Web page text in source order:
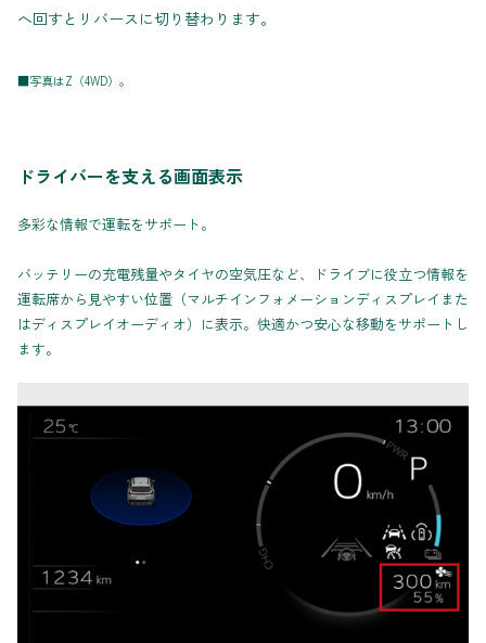
へ回すとリバースに切り替わります。
■写真はZ（4WD）。
ドライバーを支える画面表示
多彩な情報で運転をサポート。
バッテリーの充電残量やタイヤの空気圧など、ドライブに役立つ情報を
運転席から見やすい位置（マルチインフォメーションディスプレイまた
はディスプレイオーディオ）に表示。快適かつ安心な移動をサポートし
ます。